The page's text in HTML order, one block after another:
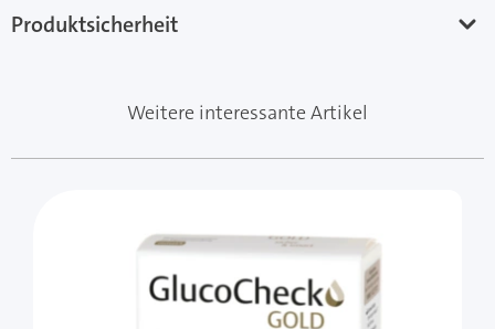
Produktsicherheit
Weitere interessante Artikel